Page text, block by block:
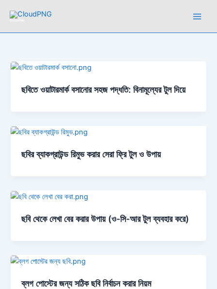
ছবিতে ওয়াটারমার্ক বসানোর সহজ পদ্ধতি: বিনামূল্যের টুল দিয়ে
ছবির ব্যাকগ্রাউন্ড রিমুভ করার সেরা ফ্রি টুল ও উপায়
ছবি থেকে লেখা বের করার উপায় (ও-সি-আর টুল ব্যবহার করে)
ব্লগ পোস্টের জন্য সঠিক ছবি নির্বাচন করার নিয়ম